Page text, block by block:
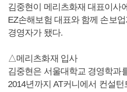
김중현이 메리츠화재 대표이사
EZ손해보험 대표와 함께 손보
경영자가 됐다.
△메리츠화재 입사
김중현은 서울대학교 경영학과
2014년까지 AT커니에서 컨설